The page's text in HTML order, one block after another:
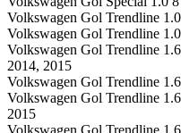
Volkswagen Gol Trendline
Volkswagen Gol Trendline
Volkswagen Gol Trendline
2014, 2015
Volkswagen Gol Trendline
Volkswagen Gol Trendline
2015